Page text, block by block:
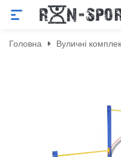
Головна Вуличні